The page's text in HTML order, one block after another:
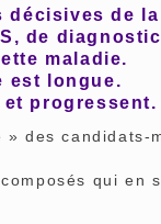
décisives de
de
maladie.
est longue.
progressent.
des candidats-
qui en